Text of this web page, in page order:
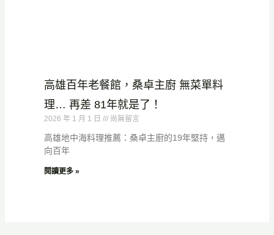
高雄百年老餐館，桑卓主廚 無菜單料
理… 再差 81年就是了！
2026 年 1 月 1 日 尚無留言
高雄地中海料理推薦：桑卓主廚的19年堅持，邁
向百年
閱讀更多 »